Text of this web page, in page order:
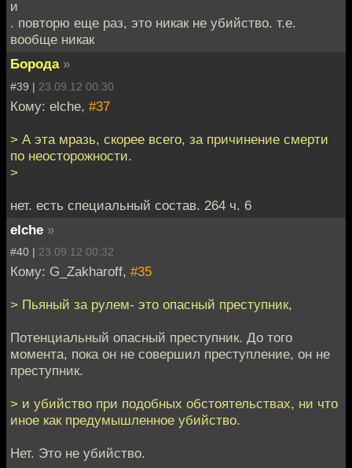
и
. повторю еще раз, это никак не убийство. т.е.
вообще никак
Борода »
#39 | 23.09.12 00:30
Кому: elche, #37
> А эта мразь, скорее всего, за причинение смерти
по неосторожности.
>
нет. есть специальный состав. 264 ч. 6
elche »
#40 | 23.09.12 00:32
Кому: G_Zakharoff, #35
> Пьяный за рулем- это опасный преступник,
Потенциальный опасный преступник. До того
момента, пока он не совершил преступление, он не
преступник.
> и убийство при подобных обстоятельствах, ни что
иное как предумышленное убийство.
Нет. Это не убийство.